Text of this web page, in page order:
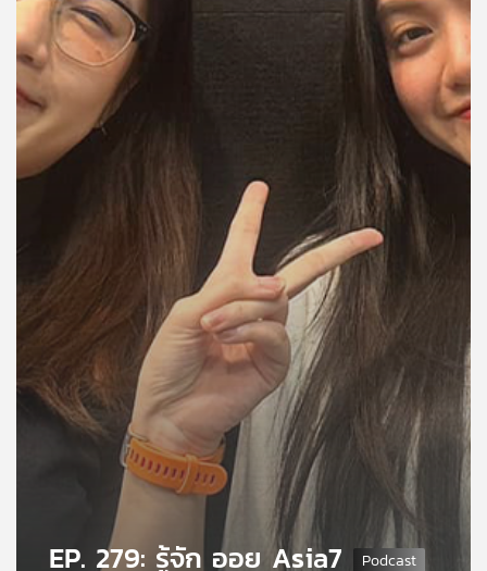
เพลง
บทความ
ข่าว
เกี่ยว
กับ
EP. 279: รู้จัก ออย Asia7